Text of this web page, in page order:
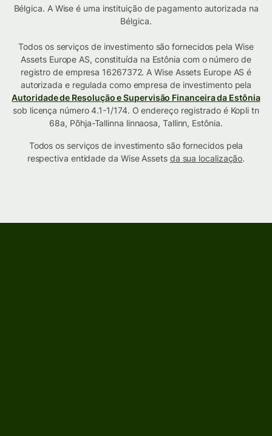
Bélgica. A Wise é uma instituição de pagamento autorizada na
Bélgica.
Todos os serviços de investimento são fornecidos pela Wise
Assets Europe AS, constituída na Estônia com o número de
registro de empresa 16267372. A Wise Assets Europe AS é
autorizada e regulada como empresa de investimento pela
Autoridade de Resolução e Supervisão Financeira da Estônia
sob licença número 4.1-1/174. O endereço registrado é Kopli tn
68a, Põhja-Tallinna linnaosa, Tallinn, Estônia.
Todos os serviços de investimento são fornecidos pela
respectiva entidade da Wise Assets da sua localização.